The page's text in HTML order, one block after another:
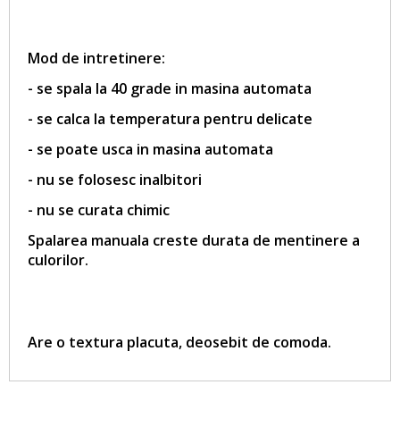
Mod de intretinere:
- se spala la 40 grade in masina automata
- se calca la temperatura pentru delicate
- se poate usca in masina automata
- nu se folosesc inalbitori
- nu se curata chimic
Spalarea manuala creste durata de mentinere a
culorilor.
Are o textura placuta, deosebit de comoda.